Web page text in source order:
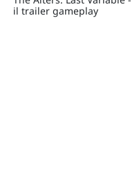
il trailer gameplay